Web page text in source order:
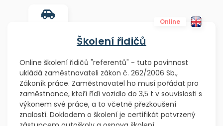
Online
Školení řidičů
Online školení řidičů "referentů" - tuto povinnost
ukládá zaměstnavateli zákon č. 262/2006 Sb.,
Zákoník práce. Zaměstnavatel ho musí pořádat pro
zaměstnance, kteří řídí vozidlo do 3,5 t v souvislosti s
výkonem své práce, a to včetně přezkoušení
znalostí. Dokladem o školení je certifikát potvrzený